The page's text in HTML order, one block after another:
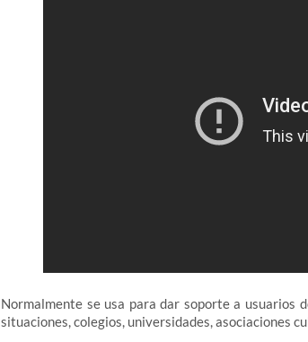
Normalmente se usa para dar soporte a usuarios
situaciones, colegios, universidades, asociaciones